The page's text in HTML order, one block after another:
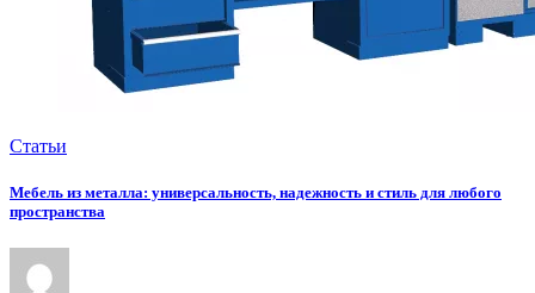
Статьи
Мебель из металла: универсальность, надежность и стиль для любого
пространства